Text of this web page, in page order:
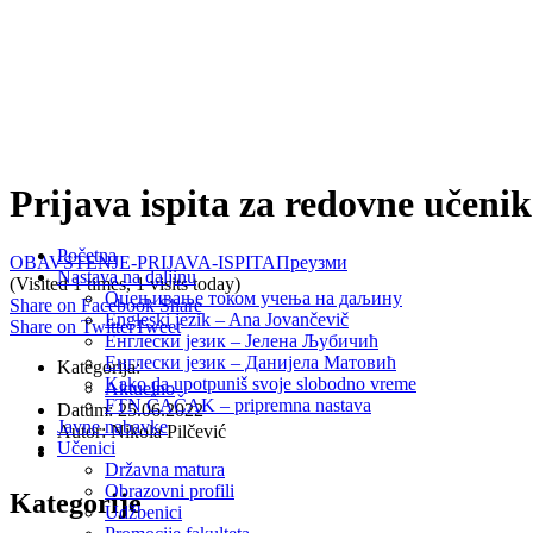
Početna
Nastava na daljinu
Оцењивање током учења на даљину
Engleski jezik – Ana Jovančevič
Енглески језик – Јелена Љубичић
Енглески језик – Данијела Матовић
Kako da upotpuniš svoje slobodno vreme
FTN ČAČAK – pripremna nastava
Javne nabavke
Učenici
Državna matura
Obrazovni profili
Udžbenici
Prijava ispita za redovne
OBAVSTENJE-PRIJAVA-ISPITAПреузми
(Visited 1 times, 1 visits today)
Share on Facebook Share
Share on TwitterTweet
Kategorija:
Aktuelno
Datum: 25.06.2022
Autor: Nikola Pilčević
Kategorije